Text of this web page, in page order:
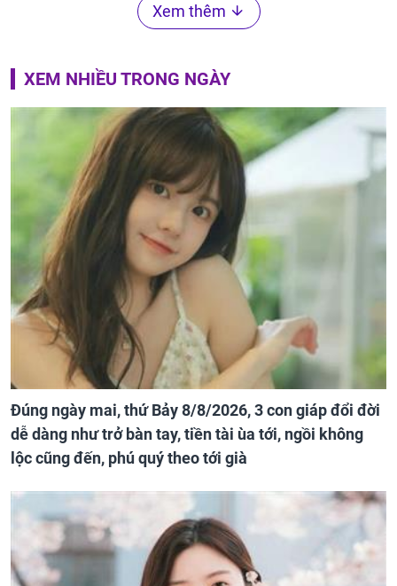
Xem thêm
XEM NHIỀU TRONG NGÀY
Đúng ngày mai, thứ Bảy 8/8/2026, 3 con giáp đổi đời
dễ dàng như trở bàn tay, tiền tài ùa tới, ngồi không
lộc cũng đến, phú quý theo tới già